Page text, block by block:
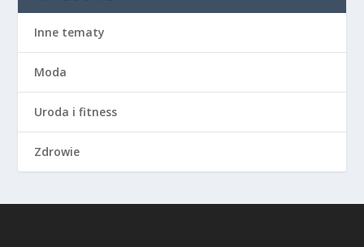
Inne tematy
Moda
Uroda i fitness
Zdrowie